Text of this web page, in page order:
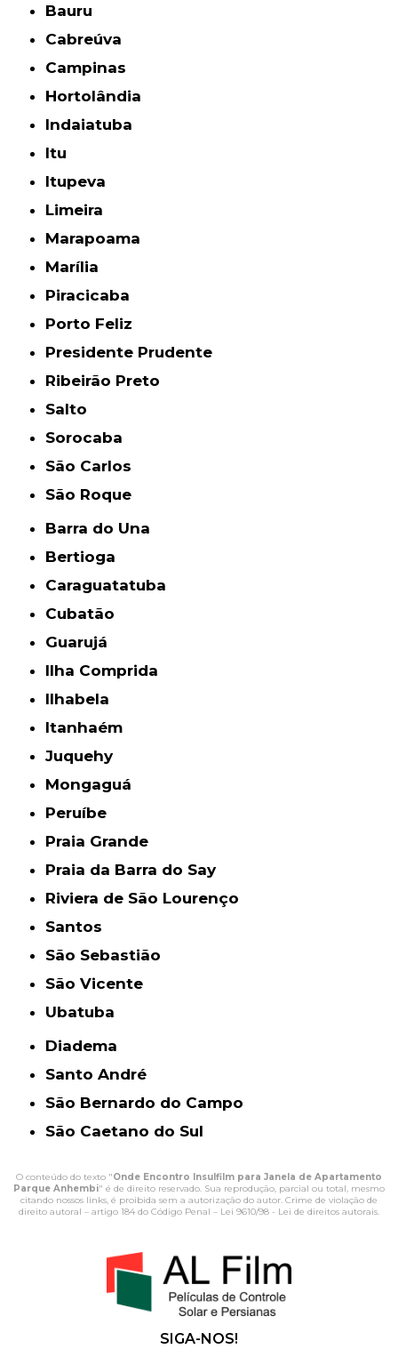
Bauru
Cabreúva
Campinas
Hortolândia
Indaiatuba
Itu
Itupeva
Limeira
Marapoama
Marília
Piracicaba
Porto Feliz
Presidente Prudente
Ribeirão Preto
Salto
Sorocaba
São Carlos
São Roque
Barra do Una
Bertioga
Caraguatatuba
Cubatão
Guarujá
Ilha Comprida
Ilhabela
Itanhaém
Juquehy
Mongaguá
Peruíbe
Praia Grande
Praia da Barra do Say
Riviera de São Lourenço
Santos
São Sebastião
São Vicente
Ubatuba
Diadema
Santo André
São Bernardo do Campo
São Caetano do Sul
O conteúdo do texto "Onde Encontro Insulfilm para Janela de Apartamento
Parque Anhembi" é de direito reservado. Sua reprodução, parcial ou total, mesmo
citando nossos links, é proibida sem a autorização do autor. Crime de violação de
direito autoral – artigo 184 do Código Penal – Lei 9610/98 - Lei de direitos autorais.
SIGA-NOS!